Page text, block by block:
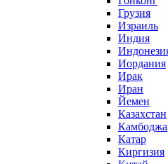
Грузия
Израиль
Индия
Иордания
Ирак
Иран
Йемен
Казахстан
Камбоджа
Катар
Киргизия